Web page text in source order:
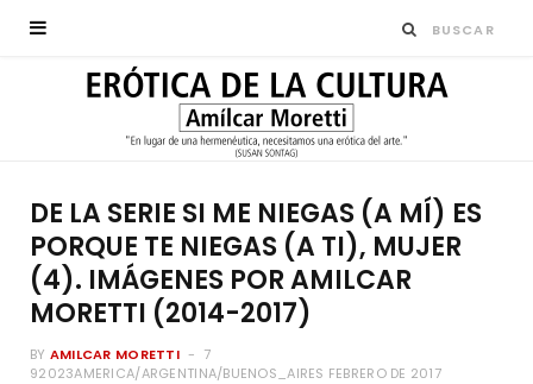
DE LA SERIE SI ME NIEGAS (A MÍ) ES
PORQUE TE NIEGAS (A TI), MUJER
(4). IMÁGENES POR AMILCAR
MORETTI (2014-2017)
BY AMILCAR MORETTI
7
92023AMERICA/ARGENTINA/BUENOS_AIRES FEBRERO DE 2017